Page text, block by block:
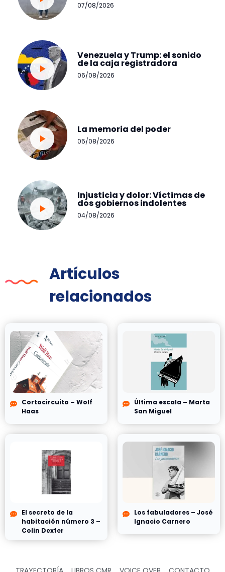
07/08/2026
Venezuela y Trump: el sonido
de la caja registradora
06/08/2026
La memoria del poder
05/08/2026
Injusticia y dolor: Víctimas de
dos gobiernos indolentes
04/08/2026
Artículos
relacionados
Cortocircuito – Wolf
Haas
Última escala – Marta
San Miguel
El secreto de la
habitación número 3 –
Colin Dexter
Los fabuladores – José
Ignacio Carnero